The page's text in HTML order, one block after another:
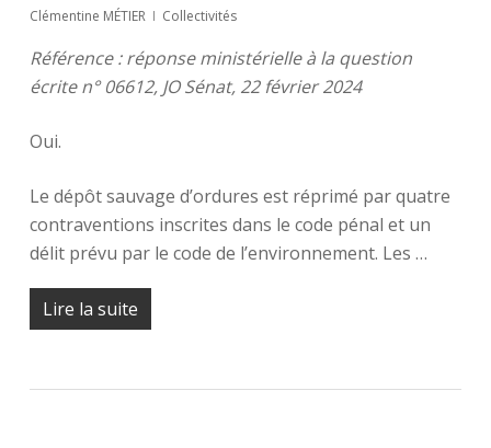
Clémentine MÉTIER Collectivités
Référence : réponse ministérielle à la question
écrite n° 06612, JO Sénat, 22 février 2024
Oui.
Le dépôt sauvage d’ordures est réprimé par quatre
contraventions inscrites dans le code pénal et un
délit prévu par le code de l’environnement. Les …
Lire la suite